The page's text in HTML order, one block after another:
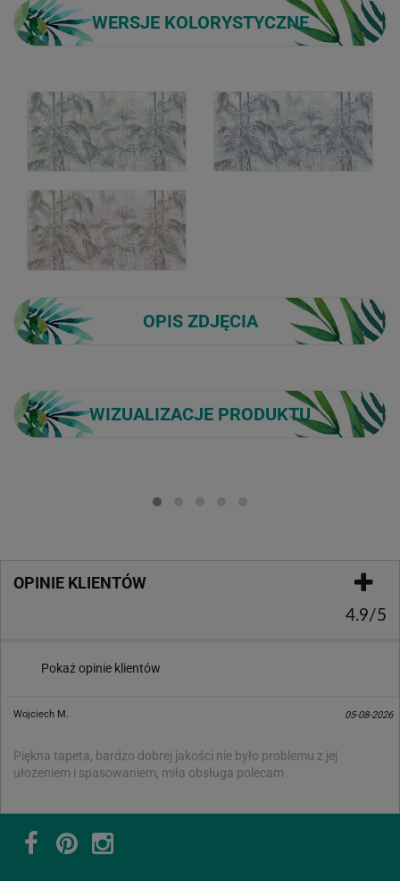
WERSJE KOLORYSTYCZNE
OPIS ZDJĘCIA
WIZUALIZACJE PRODUKTU
OPINIE KLIENTÓW
4.9/5
Pokaż opinie klientów
Wojciech M. 05-08-2026
Piękna tapeta, bardzo dobrej jakości nie było problemu z jej
ułożeniem i spasowaniem, miła obsługa polecam